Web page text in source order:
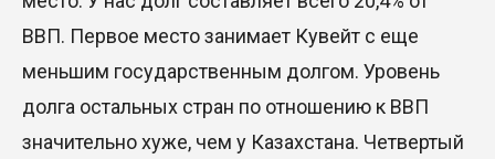
ВВП. Первое место занимает Кувейт с еще
меньшим государственным долгом. Уровень
долга остальных стран по отношению к ВВП
значительно хуже, чем у Казахстана. Четвертый